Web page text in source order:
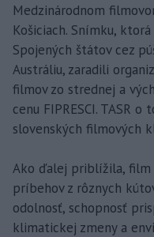
Medzinárodnom
Košiciach. Snímku,
Spojených štátov cez
Austráliu, zaradili
filmov zo strednej a
cenu FIPRESCI. TASR
slovenských filmových
Ako ďalej priblížila,
príbehov z rôznych
odolnosť, schopnosť
klimatickej zmeny a